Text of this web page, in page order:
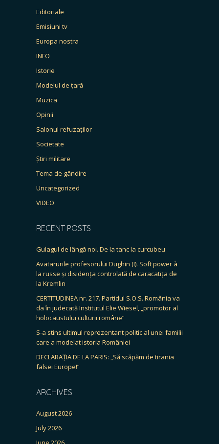
Editoriale
Emisiuni tv
Europa nostra
INFO
Istorie
Modelul de țară
Muzica
Opinii
Salonul refuzaților
Societate
Știri militare
Tema de gândire
Uncategorized
VIDEO
RECENT POSTS
Gulagul de lângă noi. De la tanc la curcubeu
Avatarurile profesorului Dughin (I). Soft power à
la russe și disidența controlată de caracatița de
la Kremlin
CERTITUDINEA nr. 217. Partidul S.O.S. România va
da în judecată Institutul Elie Wiesel, „promotor al
holocaustului culturii române”
S-a stins ultimul reprezentant politic al unei familii
care a modelat istoria României
DECLARAȚIA DE LA PARIS: „Să scăpăm de tirania
falsei Europe!”
ARCHIVES
August 2026
July 2026